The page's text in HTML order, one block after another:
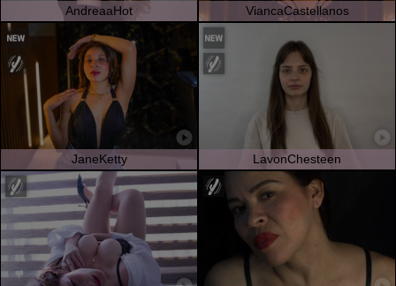
AndreaaHot ViancaCastellanos
JaneKetty LavonChesteen